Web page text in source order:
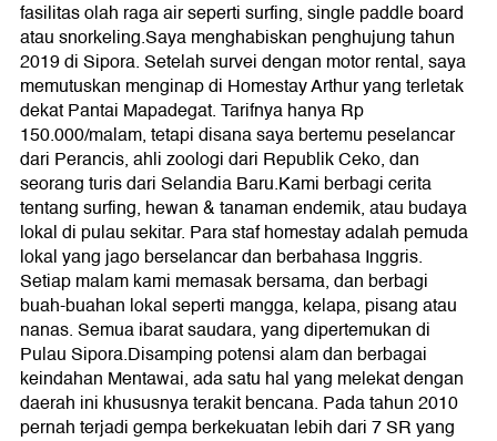
fasilitas olah raga air seperti surfing, single paddle board
atau snorkeling.Saya menghabiskan penghujung tahun
2019 di Sipora. Setelah survei dengan motor rental, saya
memutuskan menginap di Homestay Arthur yang terletak
dekat Pantai Mapadegat. Tarifnya hanya Rp
150.000/malam, tetapi disana saya bertemu peselancar
dari Perancis, ahli zoologi dari Republik Ceko, dan
seorang turis dari Selandia Baru.Kami berbagi cerita
tentang surfing, hewan & tanaman endemik, atau budaya
lokal di pulau sekitar. Para staf homestay adalah pemuda
lokal yang jago berselancar dan berbahasa Inggris.
Setiap malam kami memasak bersama, dan berbagi
buah-buahan lokal seperti mangga, kelapa, pisang atau
nanas. Semua ibarat saudara, yang dipertemukan di
Pulau Sipora.Disamping potensi alam dan berbagai
keindahan Mentawai, ada satu hal yang melekat dengan
daerah ini khususnya terakit bencana. Pada tahun 2010
pernah terjadi gempa berkekuatan lebih dari 7 SR yang